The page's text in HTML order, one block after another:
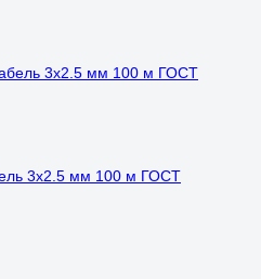
3x2.5 мм 100 м ГОСТ